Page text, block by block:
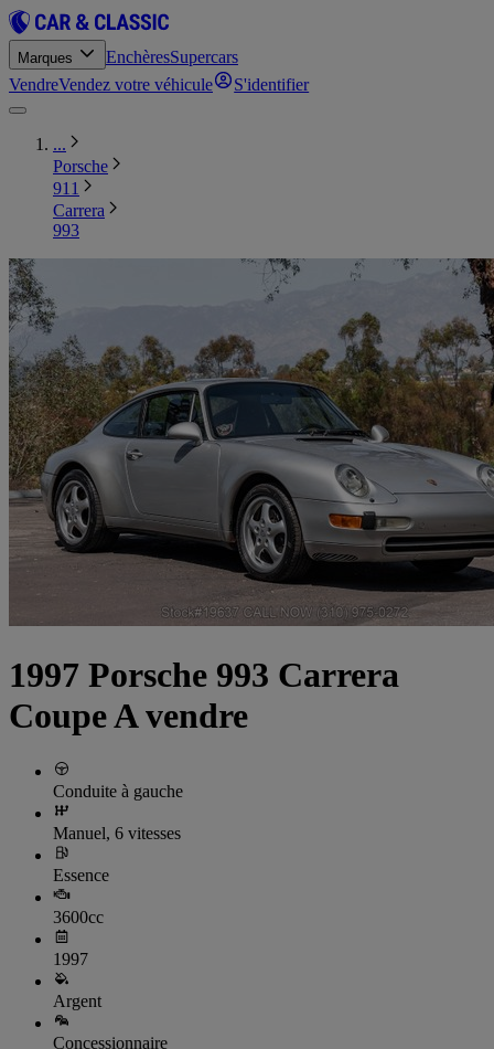
Marques EnchèresSupercars
VendreVendez votre véhicule S'identifier
...
Porsche
911
Carrera
993
1997 Porsche 993 Carrera
Coupe A vendre
Conduite à gauche
Manuel, 6 vitesses
Essence
3600cc
1997
Argent
Concessionnaire